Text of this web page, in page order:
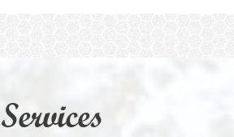
Services